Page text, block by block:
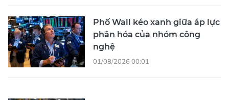
Phố Wall kéo xanh giữa áp lực
phân hóa của nhóm công
nghệ
01/08/2026 00:01